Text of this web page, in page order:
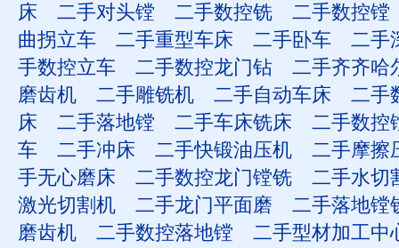
床
二手对头镗 二手数控铣
二手数控镗
曲拐立车
二手重型车床 二手卧车
二手
手数控立车
二手数控龙门钻
二手齐齐哈
磨齿机
二手雕铣机 二手自动车床
二手
床
二手落地镗 二手车床铣床
二手数控
车
二手冲床 二手快锻油压机
二手摩擦
手无心磨床
二手数控龙门镗铣
二手水切
激光切割机
二手龙门平面磨
二手落地镗
磨齿机
二手数控落地镗
二手型材加工中